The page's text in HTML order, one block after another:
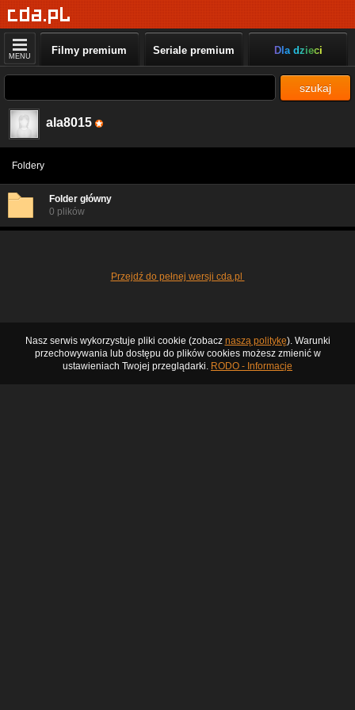
MENU Filmy premium Seriale premium Dla dzieci
szukaj
ala8015
Foldery
Folder główny
0 plików
Przejdź do pełnej wersji cda.pl
Nasz serwis wykorzystuje pliki cookie (zobacz naszą politykę). Warunki
przechowywania lub dostępu do plików cookies możesz zmienić w
ustawieniach Twojej przeglądarki. RODO - Informacje